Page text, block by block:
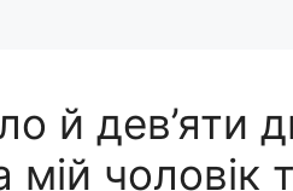
й дев’яти
мій